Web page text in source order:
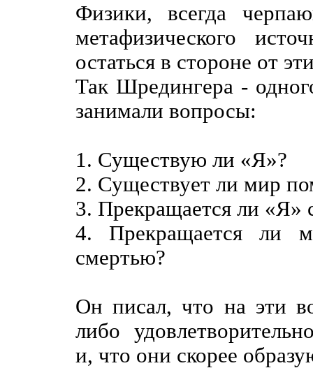
Физики, всегда
метафизического
остаться в стороне от
Так Шредингера -
занимали вопросы:
1. Существую ли «Я»?
2. Существует ли мир
3. Прекращается ли «Я»
4. Прекращается ли
смертью?
Он писал, что на эти
либо
и, что они скорее